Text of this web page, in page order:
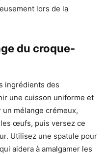
lors de la
du croque-
ingrédients des
une cuisson uniforme et
mélange crémeux,
œufs, puis versez ce
Utilisez une spatule pour
aidera à amalgamer les